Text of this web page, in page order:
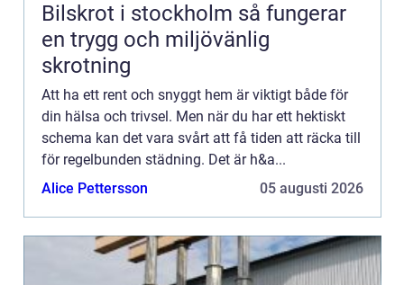
Bilskrot i stockholm så fungerar
en trygg och miljövänlig
skrotning
Att ha ett rent och snyggt hem är viktigt både för
din hälsa och trivsel. Men när du har ett hektiskt
schema kan det vara svårt att få tiden att räcka till
för regelbunden städning. Det är h&a...
Alice Pettersson
05 augusti 2026